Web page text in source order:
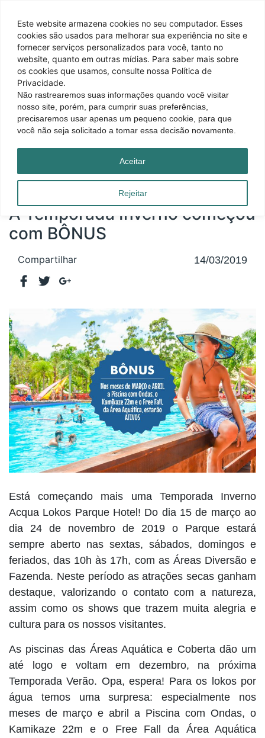
Este website armazena cookies no seu computador. Esses
cookies são usados ​​para melhorar sua experiência no site e
fornecer serviços personalizados para você, tanto no
website, quanto em outras mídias. Para saber mais sobre
os cookies que usamos, consulte nossa Política de
Privacidade.
Não rastrearemos suas informações quando você visitar
nosso site, porém, para cumprir suas preferências,
precisaremos usar apenas um pequeno cookie, para que
você não seja solicitado a tomar essa decisão novamente.
Rejeitar
Aceitar
Página inicial|Blog|A Temporada Inverno começou com BÔNUS
A Temporada Inverno começou
com BÔNUS
Compartilhar 14/03/2019
Está começando mais uma Temporada Inverno
Acqua Lokos Parque Hotel! Do dia 15 de março ao
dia 24 de novembro de 2019 o Parque estará
sempre aberto nas sextas, sábados, domingos e
feriados, das 10h às 17h, com as Áreas Diversão e
Fazenda. Neste período as atrações secas ganham
destaque, valorizando o contato com a natureza,
assim como os shows que trazem muita alegria e
cultura para os nossos visitantes.
As piscinas das Áreas Aquática e Coberta dão um
até logo e voltam em dezembro, na próxima
Temporada Verão. Opa, espera! Para os lokos por
água temos uma surpresa: especialmente nos
meses de março e abril a Piscina com Ondas, o
Kamikaze 22m e o Free Fall da Área Aquática